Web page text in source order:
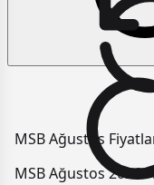
MSB Ağustos
MSB Ağustos 2026